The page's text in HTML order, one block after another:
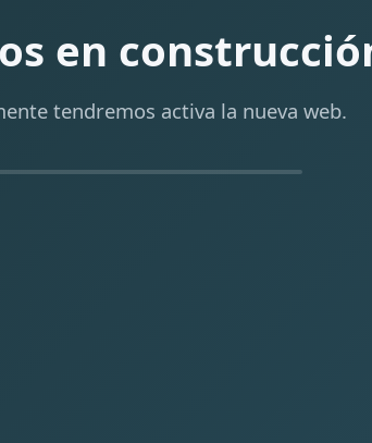
en
tendremos activa la nueva web.